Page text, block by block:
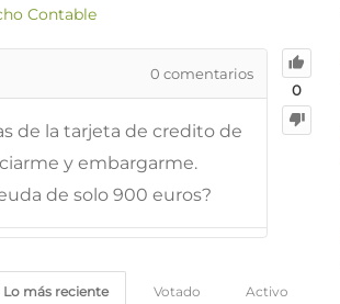
Contable
0
0 comentarios
de la tarjeta de credito de
y embargarme.
de solo 900 euros?
Activo
Votado
Lo más reciente